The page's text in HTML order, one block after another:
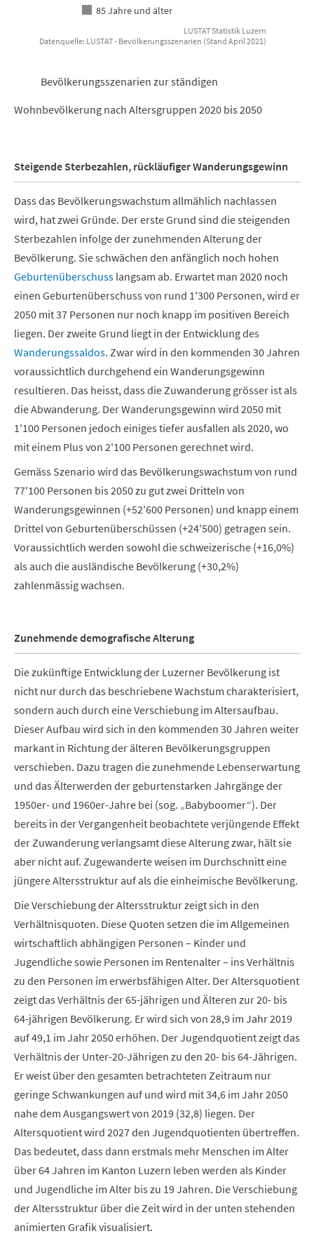
85 Jahre und älter
LUSTAT Statistik Luzern
Datenquelle: LUSTAT - Bevölkerungsszenarien (Stand April 2021)
Bevölkerungsszenarien zur ständigen
Wohnbevölkerung nach Altersgruppen 2020 bis 2050
Steigende Sterbezahlen, rückläufiger Wanderungsgewinn
Dass das Bevölkerungswachstum allmählich nachlassen
wird, hat zwei Gründe. Der erste Grund sind die steigenden
Sterbezahlen infolge der zunehmenden Alterung der
Bevölkerung. Sie schwächen den anfänglich noch hohen
Geburtenüberschuss langsam ab. Erwartet man 2020 noch
einen Geburtenüberschuss von rund 1'300 Personen, wird er
2050 mit 37 Personen nur noch knapp im positiven Bereich
liegen. Der zweite Grund liegt in der Entwicklung des
Wanderungssaldos. Zwar wird in den kommenden 30 Jahren
voraussichtlich durchgehend ein Wanderungsgewinn
resultieren. Das heisst, dass die Zuwanderung grösser ist als
die Abwanderung. Der Wanderungsgewinn wird 2050 mit
1'100 Personen jedoch einiges tiefer ausfallen als 2020, wo
mit einem Plus von 2'100 Personen gerechnet wird.
Gemäss Szenario wird das Bevölkerungswachstum von rund
77'100 Personen bis 2050 zu gut zwei Dritteln von
Wanderungsgewinnen (+52'600 Personen) und knapp einem
Drittel von Geburtenüberschüssen (+24'500) getragen sein.
Voraussichtlich werden sowohl die schweizerische (+16,0%)
als auch die ausländische Bevölkerung (+30,2%)
zahlenmässig wachsen.
Zunehmende demografische Alterung
Die zukünftige Entwicklung der Luzerner Bevölkerung ist
nicht nur durch das beschriebene Wachstum charakterisiert,
sondern auch durch eine Verschiebung im Altersaufbau.
Dieser Aufbau wird sich in den kommenden 30 Jahren weiter
markant in Richtung der älteren Bevölkerungsgruppen
verschieben. Dazu tragen die zunehmende Lebenserwartung
und das Älterwerden der geburtenstarken Jahrgänge der
1950er- und 1960er-Jahre bei (sog. „Babyboomer“). Der
bereits in der Vergangenheit beobachtete verjüngende Effekt
der Zuwanderung verlangsamt diese Alterung zwar, hält sie
aber nicht auf. Zugewanderte weisen im Durchschnitt eine
jüngere Altersstruktur auf als die einheimische Bevölkerung.
Die Verschiebung der Altersstruktur zeigt sich in den
Verhältnisquoten. Diese Quoten setzen die im Allgemeinen
wirtschaftlich abhängigen Personen – Kinder und
Jugendliche sowie Personen im Rentenalter – ins Verhältnis
zu den Personen im erwerbsfähigen Alter. Der Altersquotient
zeigt das Verhältnis der 65-jährigen und Älteren zur 20- bis
64-jährigen Bevölkerung. Er wird sich von 28,9 im Jahr 2019
auf 49,1 im Jahr 2050 erhöhen. Der Jugendquotient zeigt das
Verhältnis der Unter-20-Jährigen zu den 20- bis 64-Jährigen.
Er weist über den gesamten betrachteten Zeitraum nur
geringe Schwankungen auf und wird mit 34,6 im Jahr 2050
nahe dem Ausgangswert von 2019 (32,8) liegen. Der
Altersquotient wird 2027 den Jugendquotienten übertreffen.
Das bedeutet, dass dann erstmals mehr Menschen im Alter
über 64 Jahren im Kanton Luzern leben werden als Kinder
und Jugendliche im Alter bis zu 19 Jahren. Die Verschiebung
der Altersstruktur über die Zeit wird in der unten stehenden
animierten Grafik visualisiert.